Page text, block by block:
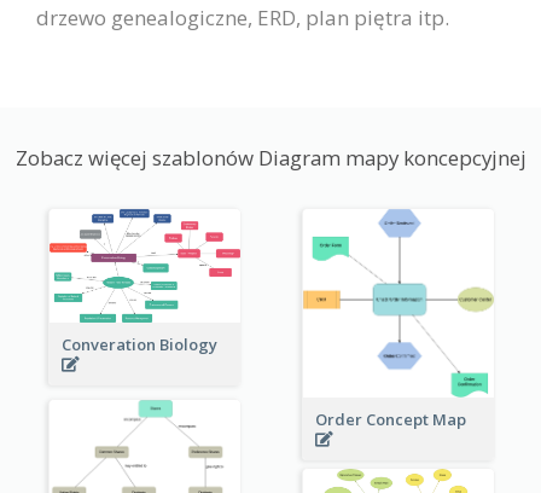
drzewo genealogiczne, ERD, plan piętra itp.
Zobacz więcej szablonów Diagram mapy koncepcyjnej
Converation Biology
Order Concept Map